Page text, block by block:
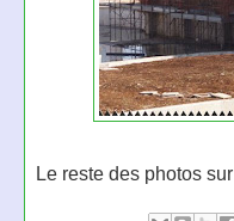
Le reste des photos sur